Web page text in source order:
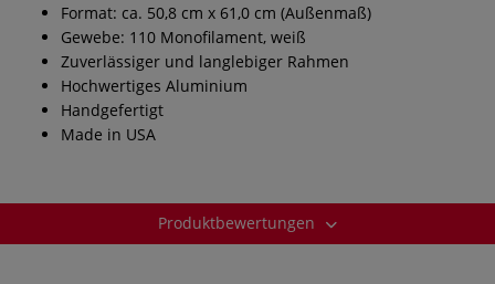
Format: ca. 50,8 cm x 61,0 cm (Außenmaß)
Gewebe: 110 Monofilament, weiß
Zuverlässiger und langlebiger Rahmen
Hochwertiges Aluminium
Handgefertigt
Made in USA
Produktbewertungen